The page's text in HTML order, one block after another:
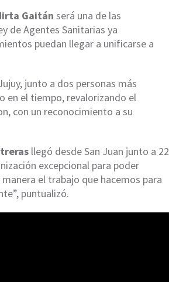
Gaitán será una de las
de Agentes Sanitarias ya
puedan llegar a unificarse a
junto a dos personas más
en el tiempo, revalorizando el
con un reconocimiento a su
llegó desde San Juan junto a 22
excepcional para poder
el trabajo que hacemos para
puntualizó.